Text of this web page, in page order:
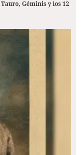
Géminis y los 12